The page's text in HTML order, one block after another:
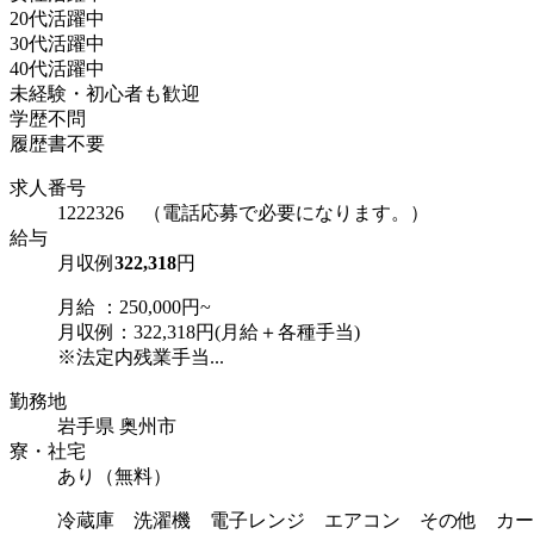
20代活躍中
30代活躍中
40代活躍中
未経験・初心者も歓迎
学歴不問
履歴書不要
求人番号
1222326 （電話応募で必要になります。）
給与
月収例 322,318円
月給 ：250,000円~
月収例：322,318円(月給＋各種手当)
※法定内残業手当...
勤務地
岩手県 奥州市
寮・社宅
あり（無料）
冷蔵庫 洗濯機 電子レンジ エアコン その他 カー